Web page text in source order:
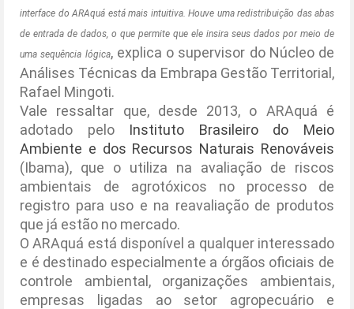
interface do ARAquá está mais intuitiva. Houve uma redistribuição das abas
de entrada de dados, o que permite que ele insira seus dados por meio de
uma sequência lógica, explica o supervisor do Núcleo de
Análises Técnicas da Embrapa Gestão Territorial,
Rafael Mingoti.
Vale ressaltar que, desde 2013, o ARAquá é
adotado pelo Instituto Brasileiro do Meio
Ambiente e dos Recursos Naturais Renováveis
(Ibama), que o utiliza na avaliação de riscos
ambientais de agrotóxicos no processo de
registro para uso e na reavaliação de produtos
que já estão no mercado.
O ARAquá está disponível a qualquer interessado
e é destinado especialmente a órgãos oficiais de
controle ambiental, organizações ambientais,
empresas ligadas ao setor agropecuário e